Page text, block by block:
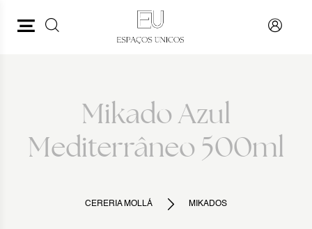
Mikado Azul
Mediterrâneo 500ml
CERERIA MOLLÁ MIKADOS
PESQUISAR